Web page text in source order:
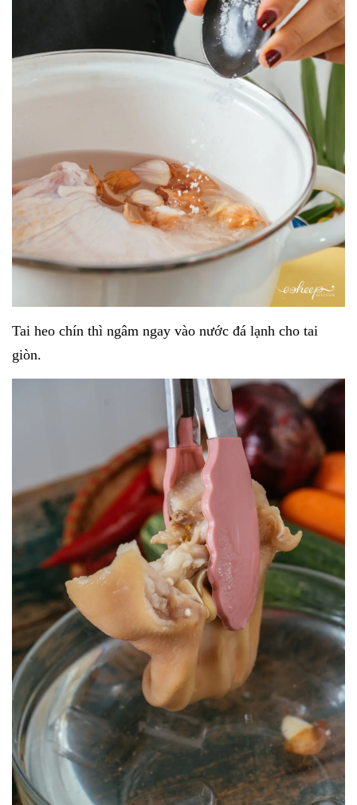
Tai heo chín thì ngâm ngay vào nước đá lạnh cho tai
giòn.